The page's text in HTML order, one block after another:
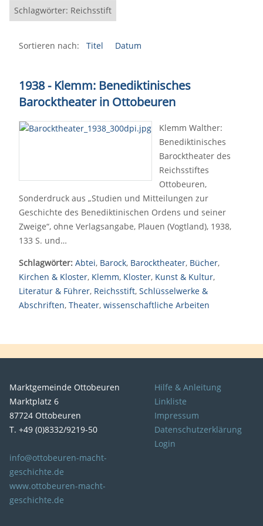
Schlagwörter: Reichsstift
Sortieren nach: Titel Datum
1938 - Klemm: Benediktinisches
Barocktheater in Ottobeuren
Klemm Walther:
Benediktinisches
Barocktheater des
Reichsstiftes
Ottobeuren,
Sonderdruck aus „Studien und Mitteilungen zur
Geschichte des Benediktinischen Ordens und seiner
Zweige“, ohne Verlagsangabe, Plauen (Vogtland), 1938,
133 S. und…
Schlagwörter: Abtei, Barock, Barocktheater, Bücher,
Kirchen & Kloster, Klemm, Kloster, Kunst & Kultur,
Literatur & Führer, Reichsstift, Schlüsselwerke &
Abschriften, Theater, wissenschaftliche Arbeiten
Marktgemeinde Ottobeuren
Marktplatz 6
87724 Ottobeuren
T. +49 (0)8332/9219-50
info@ottobeuren-macht-
geschichte.de
www.ottobeuren-macht-
geschichte.de
Hilfe & Anleitung
Linkliste
Impressum
Datenschutzerklärung
Login